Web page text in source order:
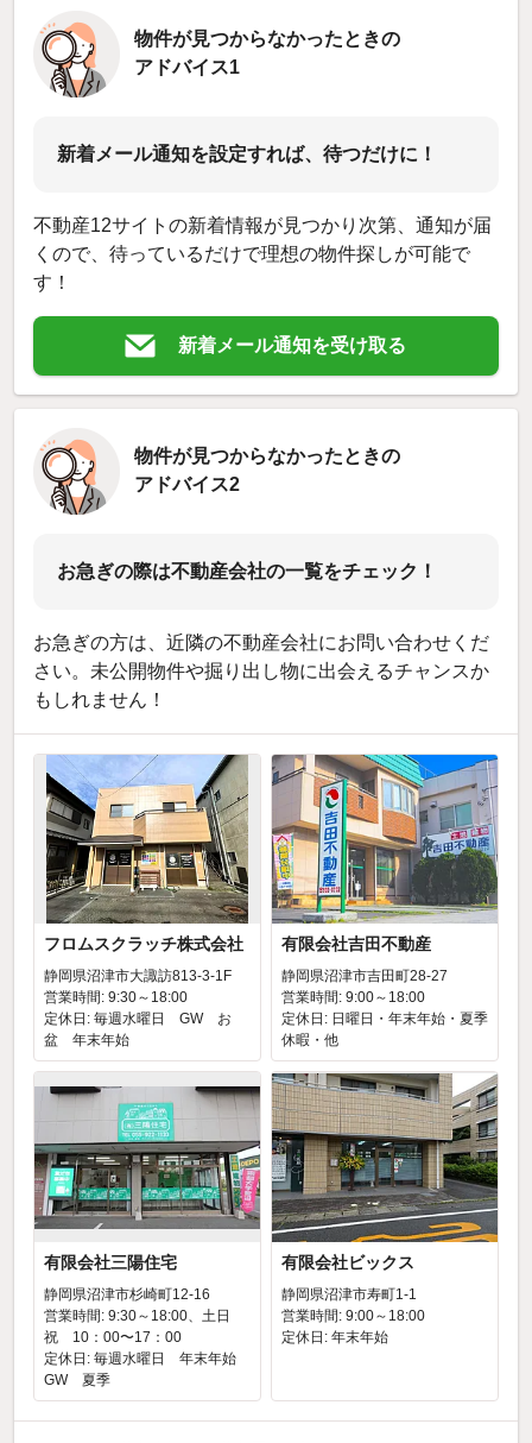
物件が見つからなかったときの
アドバイス1
新着メール通知を設定すれば、待つだけに！
不動産12サイトの新着情報が見つかり次第、通知が届
くので、待っているだけで理想の物件探しが可能で
す！
新着メール通知を受け取る
物件が見つからなかったときの
アドバイス2
お急ぎの際は不動産会社の一覧をチェック！
お急ぎの方は、近隣の不動産会社にお問い合わせくだ
さい。未公開物件や掘り出し物に出会えるチャンスか
もしれません！
フロムスクラッチ株式会社
静岡県沼津市大諏訪813-3-1F
営業時間: 9:30～18:00
定休日: 毎週水曜日 GW お
盆 年末年始
有限会社吉田不動産
静岡県沼津市吉田町28-27
営業時間: 9:00～18:00
定休日: 日曜日・年末年始・夏季
休暇・他
有限会社三陽住宅
静岡県沼津市杉崎町12-16
営業時間: 9:30～18:00、土日
祝 10：00〜17：00
定休日: 毎週水曜日 年末年始
GW 夏季
有限会社ビックス
静岡県沼津市寿町1-1
営業時間: 9:00～18:00
定休日: 年末年始